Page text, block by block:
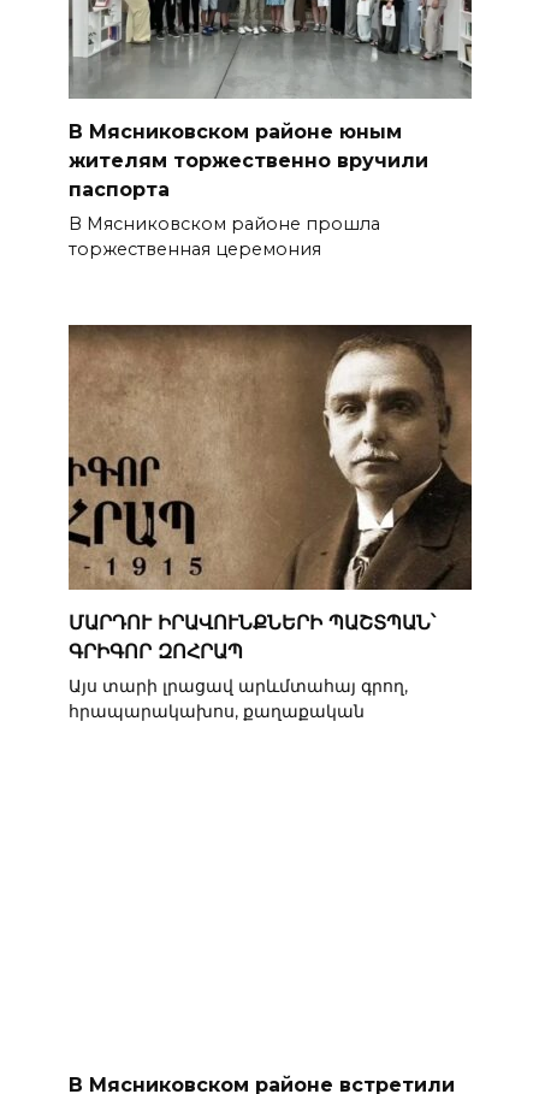
В Мясниковском районе юным
жителям торжественно вручили
паспорта
В Мясниковском районе прошла
торжественная церемония
ՄԱՐԴՈՒ ԻՐԱՎՈՒՆՔՆԵՐԻ ՊԱՇՏՊԱՆ՝
ԳՐԻԳՈՐ ԶՈՀՐԱՊ
Այս տարի լրացավ արևմտահայ գրող,
հրապարակախոս, քաղաքական
В Мясниковском районе встретили